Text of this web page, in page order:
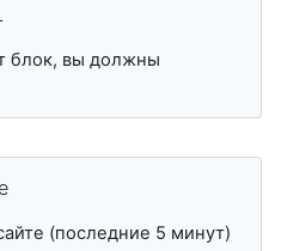
блок, вы должны
(последние 5 минут)